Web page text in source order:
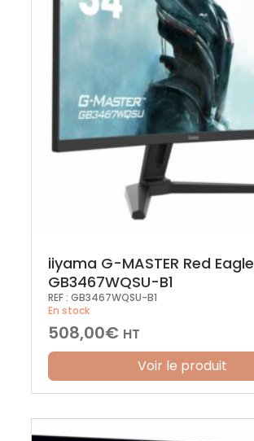
iiyama G-MASTER Red Eagle
GB3467WQSU-B1
REF : GB3467WQSU-B1
En stock
508,00€ HT
Voir le produit